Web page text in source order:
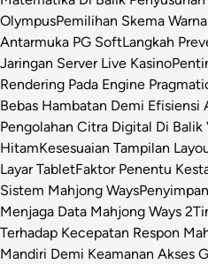
OlympusPemilihan Skema
Antarmuka PG SoftLangkah
Jaringan Server Live Kasino
Rendering Pada Engine
Bebas Hambatan Demi Efisiensi
Pengolahan Citra Digital Di
HitamKesesuaian Tampilan
Layar TabletFaktor Penentu
Sistem Mahjong Ways
Menjaga Data Mahjong Ways 2
Terhadap Kecepatan Respon
Mandiri Demi Keamanan Akses